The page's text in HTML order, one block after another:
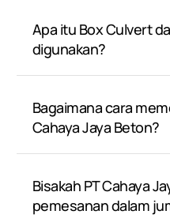
Apa itu Box Culvert
digunakan?
Bagaimana cara
Cahaya Jaya Beton?
Bisakah PT Cahaya
pemesanan dalam